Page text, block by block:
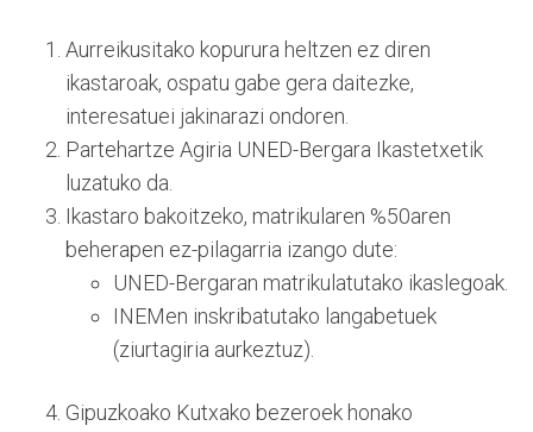
Aurreikusitako kopurura heltzen ez diren
ikastaroak, ospatu gabe gera daitezke,
interesatuei jakinarazi ondoren.
Partehartze Agiria UNED-Bergara Ikastetxetik
luzatuko da.
Ikastaro bakoitzeko, matrikularen %50aren
beherapen ez-pilagarria izango dute:
UNED-Bergaran matrikulatutako ikaslegoak.
INEMen inskribatutako langabetuek
(ziurtagiria aurkeztuz).
Gipuzkoako Kutxako bezeroek honako